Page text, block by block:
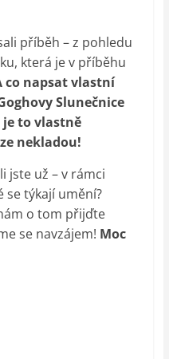
příběh – z pohledu
která je v příběhu
co napsat vlastní
Slunečnice
je to vlastně
nekladou!
jste už – v rámci
se týkají umění?
o tom přijďte
se navzájem! Moc